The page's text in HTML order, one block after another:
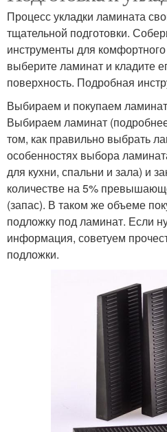
Процесс укладки ламината
тщательной подготовки.
инструменты для
выберите ламинат и кладите
поверхность. Подробная
Выбираем и покупаем ламинат
Выбираем ламинат
том, как правильно выбрать
особенностях выбора
для кухни, спальни и зала) и
количестве на 5%
(запас). В таком же объеме
подложку под ламинат. Если
информация, советуем
подложки.